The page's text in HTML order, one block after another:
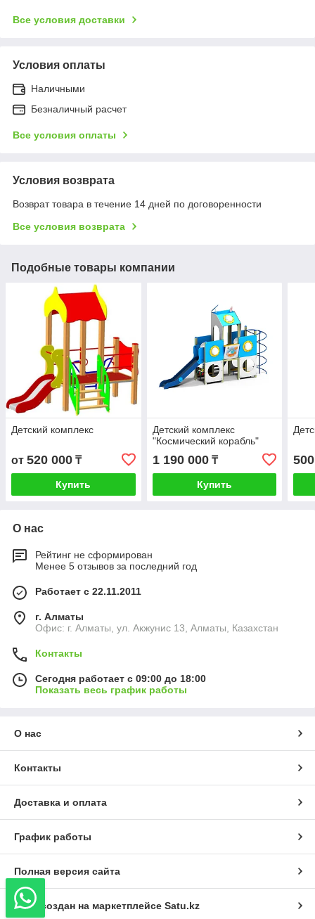
Все условия доставки
Условия оплаты
Наличными
Безналичный расчет
Все условия оплаты
Условия возврата
Возврат товара в течение 14 дней по договоренности
Все условия возврата
Подобные товары компании
Детский комплекс
от 520 000 ₸
Купить
Детский комплекс
"Космический корабль"
1 190 000₸
Купить
О нас
Рейтинг не сформирован
Менее 5 отзывов за последний год
Работает с 22.11.2011
г. Алматы
Офис: г. Алматы, ул. Акжунис 13, Алматы, Казахстан
Контакты
Сегодня работает с 09:00 до 18:00
Показать весь график работы
О нас
Контакты
Доставка и оплата
График работы
Полная версия сайта
Сайт создан на маркетплейсе Satu.kz